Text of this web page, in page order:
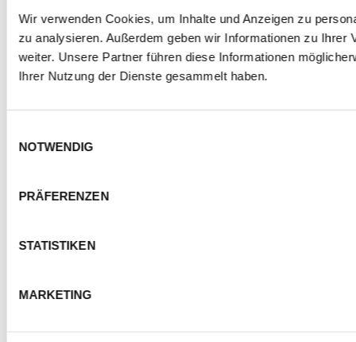
Wir verwenden Cookies, um Inhalte und Anzeigen zu
zu analysieren. Außerdem geben wir Informationen zu
weiter. Unsere Partner führen diese Informationen
Ihrer Nutzung der Dienste gesammelt haben.
NOTWENDIG
PRÄFERENZEN
STATISTIKEN
MARKETING